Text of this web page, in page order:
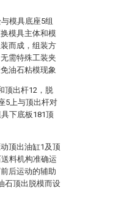
模具底座5组
模具主体和模
而成，组装方
需特殊工装夹
油石粘模现象
顶出杆12，脱
5上与顶出杆对
下底板181顶
顶出油缸1及顶
料机构准确运
后运动的辅助
石顶出脱模而设